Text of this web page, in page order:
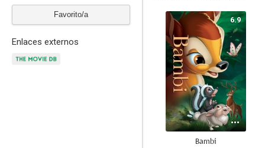
Favorito/a
Enlaces externos
6.9
Bambi